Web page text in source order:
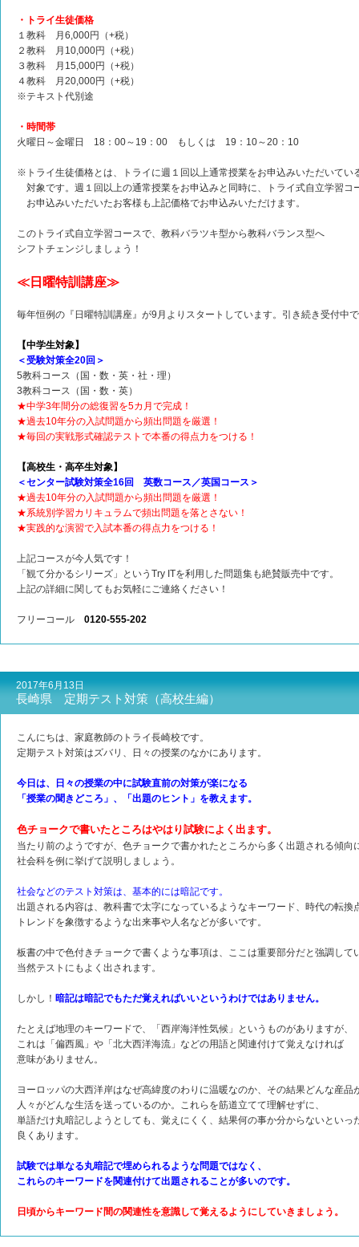
・トライ生徒価格
１教科 月6,000円（+税）
２教科 月10,000円（+税）
３教科 月15,000円（+税）
４教科 月20,000円（+税）
※テキスト代別途
・時間帯
火曜日～金曜日 18：00～19：00 もしくは 19：10～20：10
※トライ生徒価格とは、トライに週１回以上通常授業をお申込みいただいてい
対象です。週１回以上の通常授業をお申込みと同時に、トライ式自立学習コ
お申込みいただいたお客様も上記価格でお申込みいただけます。
このトライ式自立学習コースで、教科バラツキ型から教科バランス型へ
シフトチェンジしましょう！
≪日曜特訓講座≫
毎年恒例の『日曜特訓講座』が9月よりスタートしています。引き続き受付中
【中学生対象】
＜受験対策全20回＞
5教科コース（国・数・英・社・理）
3教科コース（国・数・英）
★中学3年間分の総復習を5カ月で完成！
★過去10年分の入試問題から頻出問題を厳選！
★毎回の実戦形式確認テストで本番の得点力をつける！
【高校生・高卒生対象】
＜センター試験対策全16回 英数コース／英国コース＞
★過去10年分の入試問題から頻出問題を厳選！
★系統別学習カリキュラムで頻出問題を落とさない！
★実践的な演習で入試本番の得点力をつける！
上記コースが今人気です！
「観て分かるシリーズ」というTry ITを利用した問題集も絶賛販売中です。
上記の詳細に関してもお気軽にご連絡ください！
フリーコール 0120-555-202
2017年6月13日
長崎県 定期テスト対策（高校生編）
こんにちは、家庭教師のトライ長崎校です。
定期テスト対策はズバリ、日々の授業のなかにあります。
今日は、日々の授業の中に試験直前の対策が楽になる
「授業の聞きどころ」、「出題のヒント」を教えます。
色チョークで書いたところはやはり試験によく出ます。
当たり前のようですが、色チョークで書かれたところから多く出題される傾向
社会科を例に挙げて説明しましょう。
社会などのテスト対策は、基本的には暗記です。
出題される内容は、教科書で太字になっているようなキーワード、時代の転換
トレンドを象徴するような出来事や人名などが多いです。
板書の中で色付きチョークで書くような事項は、ここは重要部分だと強調して
当然テストにもよく出されます。
しかし！ 暗記は暗記でもただ覚えればいいというわけではありません。
たとえば地理のキーワードで、「西岸海洋性気候」というものがありますが、
これは「偏西風」や「北大西洋海流」などの用語と関連付けて覚えなければ
意味がありません。
ヨーロッパの大西洋岸はなぜ高緯度のわりに温暖なのか、その結果どんな産品
人々がどんな生活を送っているのか。これらを筋道立てて理解せずに、
単語だけ丸暗記しようとしても、覚えにくく、結果何の事か分からないといっ
良くあります。
試験では単なる丸暗記で埋められるような問題ではなく、
これらのキーワードを関連付けて出題されることが多いのです。
日頃からキーワード間の関連性を意識して覚えるようにしていきましょう。